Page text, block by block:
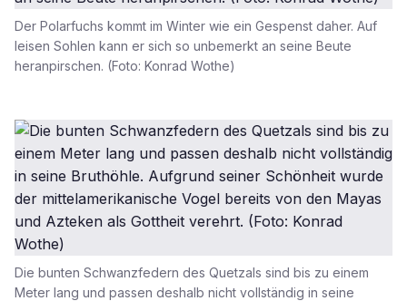
Der Polarfuchs kommt im Winter wie ein Gespenst daher. Auf
leisen Sohlen kann er sich so unbemerkt an seine Beute
heranpirschen. (Foto: Konrad Wothe)
Die bunten Schwanzfedern des Quetzals sind bis zu einem
Meter lang und passen deshalb nicht vollständig in seine